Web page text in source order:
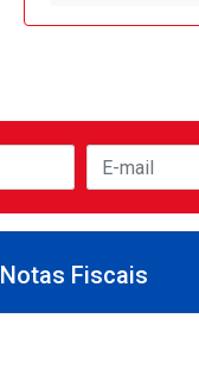
Notas Fiscais